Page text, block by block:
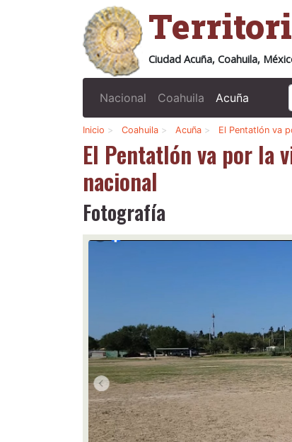
Ciudad Acuña, Coahuila,
Nacional Coahuila Acuña
Inicio > Coahuila > Acuña > El Pentatlón va
El Pentatlón va por la
nacional
Fotografía